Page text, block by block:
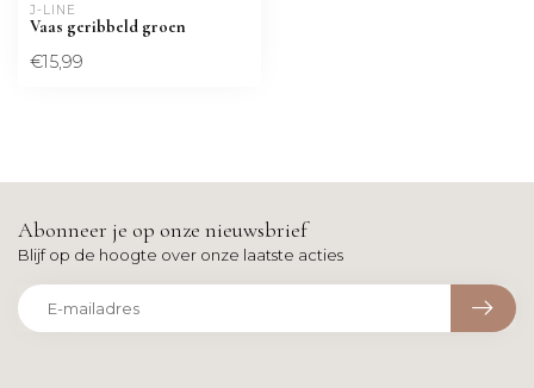
J-LINE
Vaas geribbeld groen
€15,99
Abonneer je op onze nieuwsbrief
Blijf op de hoogte over onze laatste acties